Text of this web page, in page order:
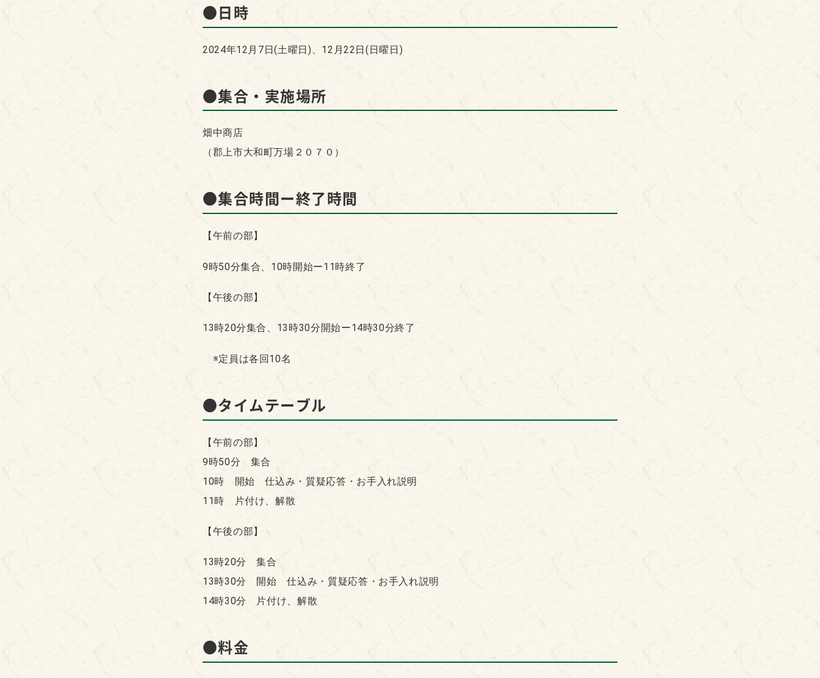
●日時
2024年12月7日(土曜日)、12月22日(日曜日)
●集合・実施場所
畑中商店
（郡上市大和町万場２０７０）
●集合時間ー終了時間
【午前の部】
9時50分集合、10時開始ー11時終了
【午後の部】
13時20分集合、13時30分開始ー14時30分終了
※定員は各回10名
●タイムテーブル
【午前の部】
9時50分 集合
10時 開始 仕込み・質疑応答・お手入れ説明
11時 片付け、解散
【午後の部】
13時20分 集合
13時30分 開始 仕込み・質疑応答・お手入れ説明
14時30分 片付け、解散
●料金